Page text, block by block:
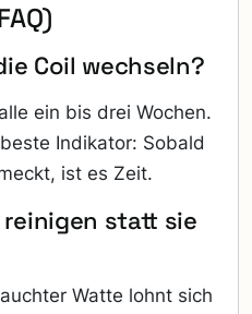
Coil wechseln?
ein bis drei Wochen.
Indikator: Sobald
ist es Zeit.
reinigen statt sie
Watte lohnt sich